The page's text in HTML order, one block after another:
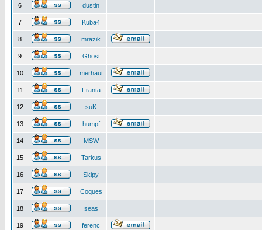
6 dustin
7 Kuba4
8 mrazik
9 Ghost
10 merhaut
11 Franta
12 suK
13 humpf
14 MSW
15 Tarkus
16 Skipy
17 Coques
18 seas
19 ferenc